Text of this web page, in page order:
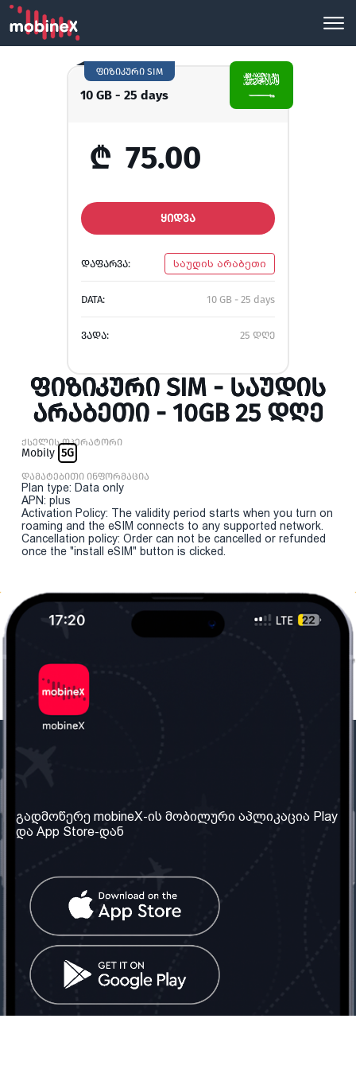
10 GB - 25 days
ფიზიკური SIM
₾ 75.00
ᲧᲘᲓᲕᲐ
ᲓᲐᲤᲐᲠᲕᲐ: საუდის არაბეთი
DATA: 10 GB - 25 days
ᲕᲐᲓᲐ: 25 დღე
ᲤᲘᲖᲘᲙᲣᲠᲘ SIM - ᲡᲐᲣᲓᲘᲡ
ᲐᲠᲐᲑᲔᲗᲘ - 10GB 25 ᲓᲦᲔ
ქსელის ოპერატორი
Mobily 5G
დამატებითი ინფორმაცია
Plan type: Data only
APN: plus
Activation Policy: The validity period starts when you turn on
roaming and the eSIM connects to any supported network.
Cancellation policy: Order can not be cancelled or refunded
once the "install eSIM" button is clicked.
ჩვენ შესახებ
ჩვენი სერვისები
წესები და პირობები
კითხვები
კონტაქტი
საქართველო: თბილისი
ტელ: 032 2 04 00 50
ელ. ფოსტა:
info@mobinex.ge
სოციალური ქსელი
გადმოწერე mobineX-ის მობილური აპლიკაცია Play
და App Store-დან